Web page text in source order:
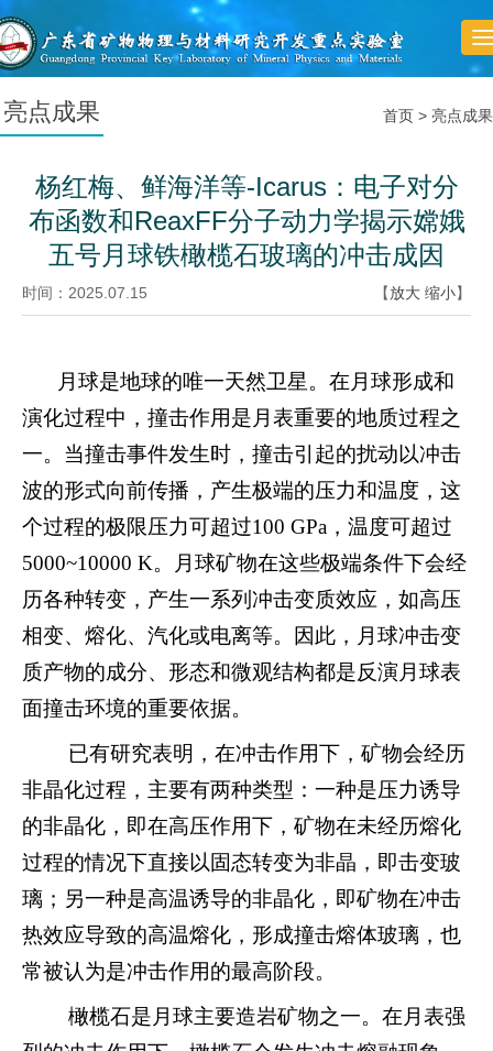
亮点成果 首页 > 亮点成果
杨红梅、鲜海洋等-Icarus：电子对分
布函数和ReaxFF分子动力学揭示嫦娥
五号月球铁橄榄石玻璃的冲击成因
时间：2025.07.15 【放大 缩小】
月球是地球的唯一天然卫星。在月球形成和
演化过程中，撞击作用是月表重要的地质过程之
一。当撞击事件发生时，撞击引起的扰动以冲击
波的形式向前传播，产生极端的压力和温度，这
个过程的极限压力可超过100 GPa ，温度可超过
5000~10000 K。月球矿物在这些极端条件下会经
历各种转变，产生一系列冲击变质效应，如高压
相变、熔化、汽化或电离等。因此，月球冲击变
质产物的成分、形态和微观结构都是反演月球表
面撞击环境的重要依据。
已有研究表明，在冲击作用下，矿物会经历
非晶化过程，主要有两种类型：一种是压力诱导
的非晶化，即在高压作用下，矿物在未经历熔化
过程的情况下直接以固态转变为非晶，即击变玻
璃；另一种是高温诱导的非晶化，即矿物在冲击
热效应导致的高温熔化，形成撞击熔体玻璃，也
常被认为是冲击作用的最高阶段。
橄榄石是月球主要造岩矿物之一。在月表强